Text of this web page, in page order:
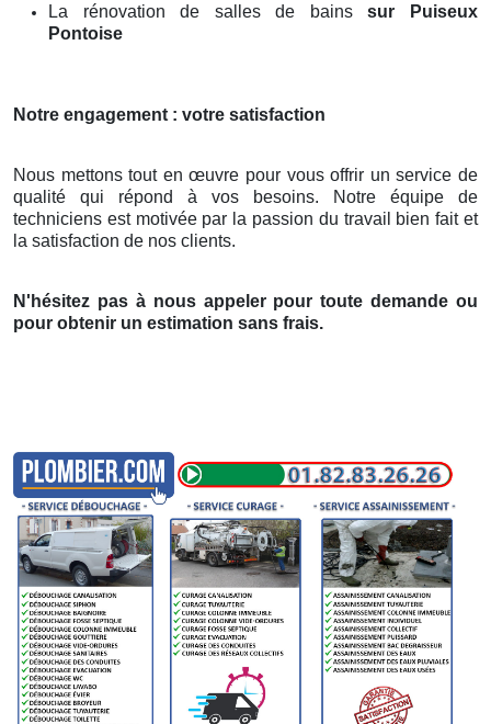
La rénovation de salles de bainssur Puiseux
Pontoise
Notre engagement : votre satisfaction
Nous mettons tout en œuvre pour vous offrir un service de
qualité qui répond à vos besoins. Notre équipe de
techniciens est motivée par la passion du travail bien fait et
la satisfaction de nos clients.
N'hésitez pas à nous appeler pour toute demande ou
pour obtenir un estimation sans frais.